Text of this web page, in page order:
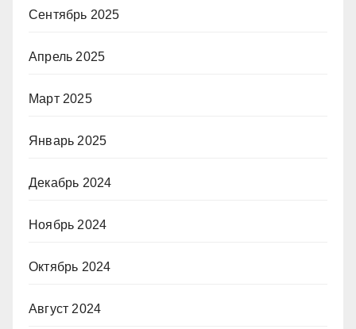
Сентябрь 2025
Апрель 2025
Март 2025
Январь 2025
Декабрь 2024
Ноябрь 2024
Октябрь 2024
Август 2024